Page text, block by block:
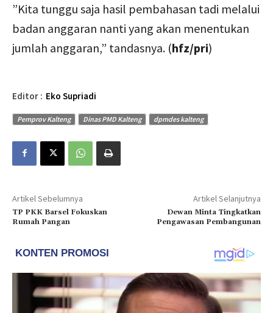
”Kita tunggu saja hasil pembahasan tadi melalui
badan anggaran nanti yang akan menentukan
jumlah anggaran,” tandasnya. (hfz/pri)
Editor : Eko Supriadi
Pemprov Kalteng Dinas PMD Kalteng dpmdes kalteng
Artikel Sebelumnya
TP PKK Barsel Fokuskan
Rumah Pangan
Artikel Selanjutnya
Dewan Minta Tingkatkan
Pengawasan Pembangunan